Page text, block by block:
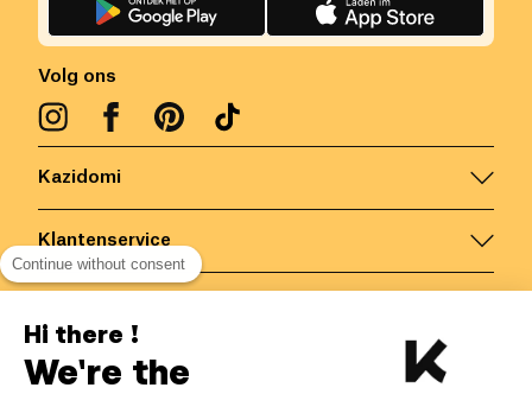
Kazidomi
Klantenservice
Volg ons
België/ NL
Continue without consent
Hi there !
We're the